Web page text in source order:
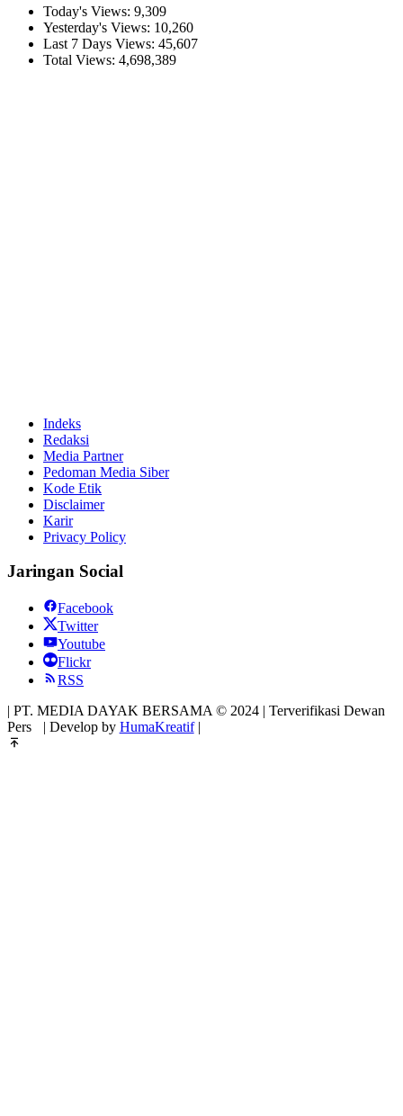
Today's Views: 9,309
Yesterday's Views: 10,260
Last 7 Days Views: 45,607
Total Views: 4,698,389
Indeks
Redaksi
Media Partner
Pedoman Media Siber
Kode Etik
Disclaimer
Karir
Privacy Policy
Jaringan Social
Facebook
Twitter
Youtube
Flickr
RSS
| PT. MEDIA DAYAK BERSAMA © 2024 | Terverifikasi Dewan
Pers
| Develop by HumaKreatif|